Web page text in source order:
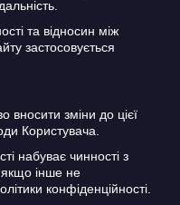
та відносин між
застосовується
вносити зміни до цієї
Користувача.
набуває чинності з
якщо інше не
конфіденційності.